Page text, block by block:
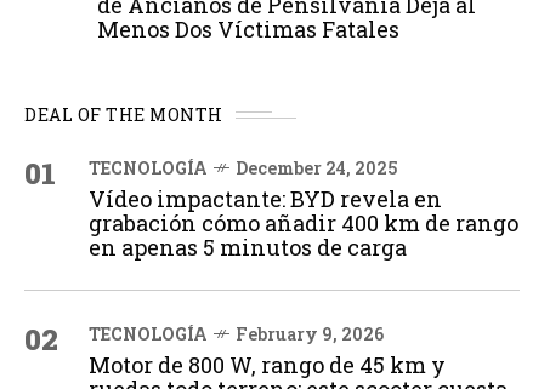
Menos Dos Víctimas Fatales
DEAL OF THE MONTH
01 TECNOLOGÍA December 24, 2025
Vídeo impactante: BYD revela en
grabación cómo añadir 400 km de rango
en apenas 5 minutos de carga
02 TECNOLOGÍA February 9, 2026
Motor de 800 W, rango de 45 km y